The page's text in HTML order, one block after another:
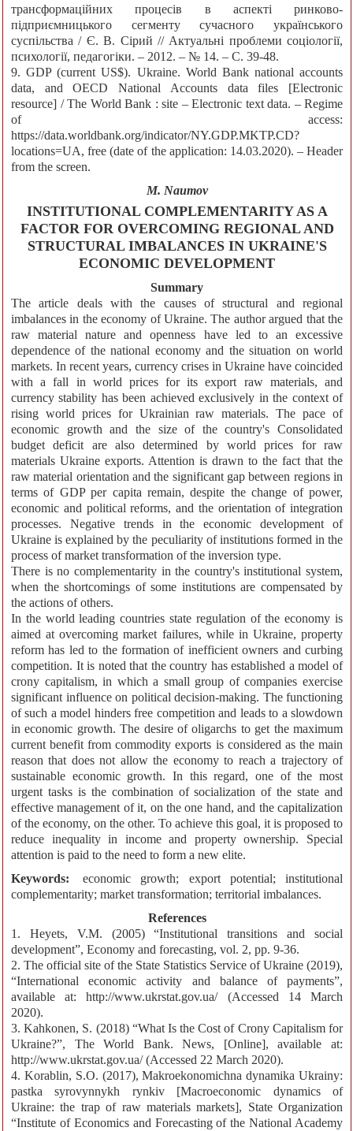
трансформаційних процесів в аспекті ринково-
підприємницького сегменту сучасного українського
суспільства / Є. В. Сірий // Актуальні проблеми соціології,
психології, педагогіки. – 2012. – № 14. – С. 39-48.
9. GDP (current US$). Ukraine. World Bank national accounts
data, and OECD National Accounts data files [Electronic
resource] / The World Bank : site – Electronic text data. – Regime
of access:
https://data.worldbank.org/indicator/NY.GDP.MKTP.CD?
locations=UA, free (date of the application: 14.03.2020). – Header
from the screen.
M. Naumov
INSTITUTIONAL COMPLEMENTARITY AS A
FACTOR FOR OVERCOMING REGIONAL AND
STRUCTURAL IMBALANCES IN UKRAINE'S
ECONOMIC DEVELOPMENT
Summary
The article deals with the causes of structural and regional
imbalances in the economy of Ukraine. The author argued that the
raw material nature and openness have led to an excessive
dependence of the national economy and the situation on world
markets. In recent years, currency crises in Ukraine have coincided
with a fall in world prices for its export raw materials, and
currency stability has been achieved exclusively in the context of
rising world prices for Ukrainian raw materials. The pace of
economic growth and the size of the country's Consolidated
budget deficit are also determined by world prices for raw
materials Ukraine exports. Attention is drawn to the fact that the
raw material orientation and the significant gap between regions in
terms of GDP per capita remain, despite the change of power,
economic and political reforms, and the orientation of integration
processes. Negative trends in the economic development of
Ukraine is explained by the peculiarity of institutions formed in the
process of market transformation of the inversion type.
There is no complementarity in the country's institutional system,
when the shortcomings of some institutions are compensated by
the actions of others.
In the world leading countries state regulation of the economy is
aimed at overcoming market failures, while in Ukraine, property
reform has led to the formation of inefficient owners and curbing
competition. It is noted that the country has established a model of
crony capitalism, in which a small group of companies exercise
significant influence on political decision-making. The functioning
of such a model hinders free competition and leads to a slowdown
in economic growth. The desire of oligarchs to get the maximum
current benefit from commodity exports is considered as the main
reason that does not allow the economy to reach a trajectory of
sustainable economic growth. In this regard, one of the most
urgent tasks is the combination of socialization of the state and
effective management of it, on the one hand, and the capitalization
of the economy, on the other. To achieve this goal, it is proposed to
reduce inequality in income and property ownership. Special
attention is paid to the need to form a new elite.
Keywords:
economic growth; export potential; institutional
complementarity; market transformation; territorial imbalances.
References
1. Heyets, V.M. (2005) “Institutional transitions and social
development”, Economy and forecasting, vol. 2, pp. 9-36.
2. The official site of the State Statistics Service of Ukraine (2019),
“International economic activity and balance of payments”,
available at: http://www.ukrstat.gov.ua/ (Accessed 14 March
2020).
3. Kahkonen, S. (2018) “What Is the Cost of Crony Capitalism for
Ukraine?”, The World Bank. News, [Online], available at:
http://www.ukrstat.gov.ua/ (Accessed 22 March 2020).
4. Korablin, S.O. (2017), Makroekonomichna dynamika Ukrainy:
pastka syrovynnykh rynkiv [Macroeconomic dynamics of
Ukraine: the trap of raw materials markets], State Organization
“Institute of Economics and Forecasting of the National Academy